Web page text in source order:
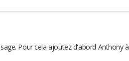
Pour cela ajoutez d'abord Anthony à